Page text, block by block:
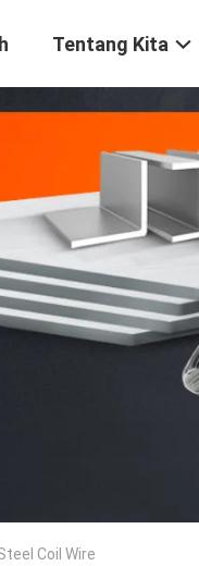
Tentang Kita
Coil Wire